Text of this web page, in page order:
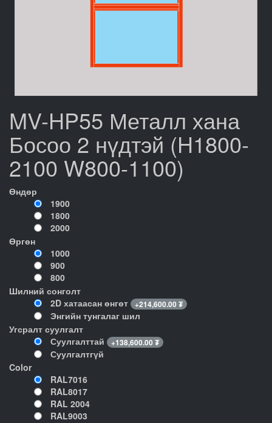
MV-HP55 Металл хана
Босоо 2 нүдтэй (H1800-
2100 W800-1100)
Өндөр
1900
1800
2000
Өргөн
1000
900
800
Шилний сонголт
2D хатаасан өнгөт
+214,600.00 ₮
Энгийн тунгалаг шил
Угсралт суулгалт
Суулгалттай
+138,600.00 ₮
Суулгалтгүй
Color
RAL7016
RAL8017
RAL 2004
RAL9003